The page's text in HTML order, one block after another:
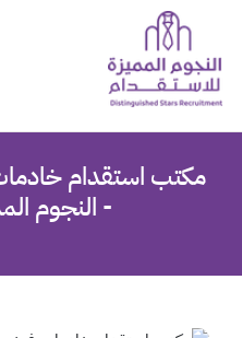
مكتب استقدام
- النجوم